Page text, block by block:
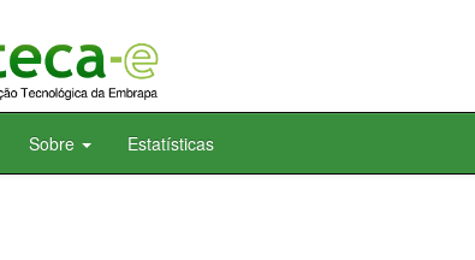
Sobre Estatísticas